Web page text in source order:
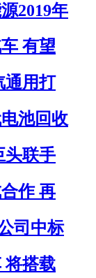
2019年
有望
通用打
池回收
头联手
作 再
司中标
将搭载